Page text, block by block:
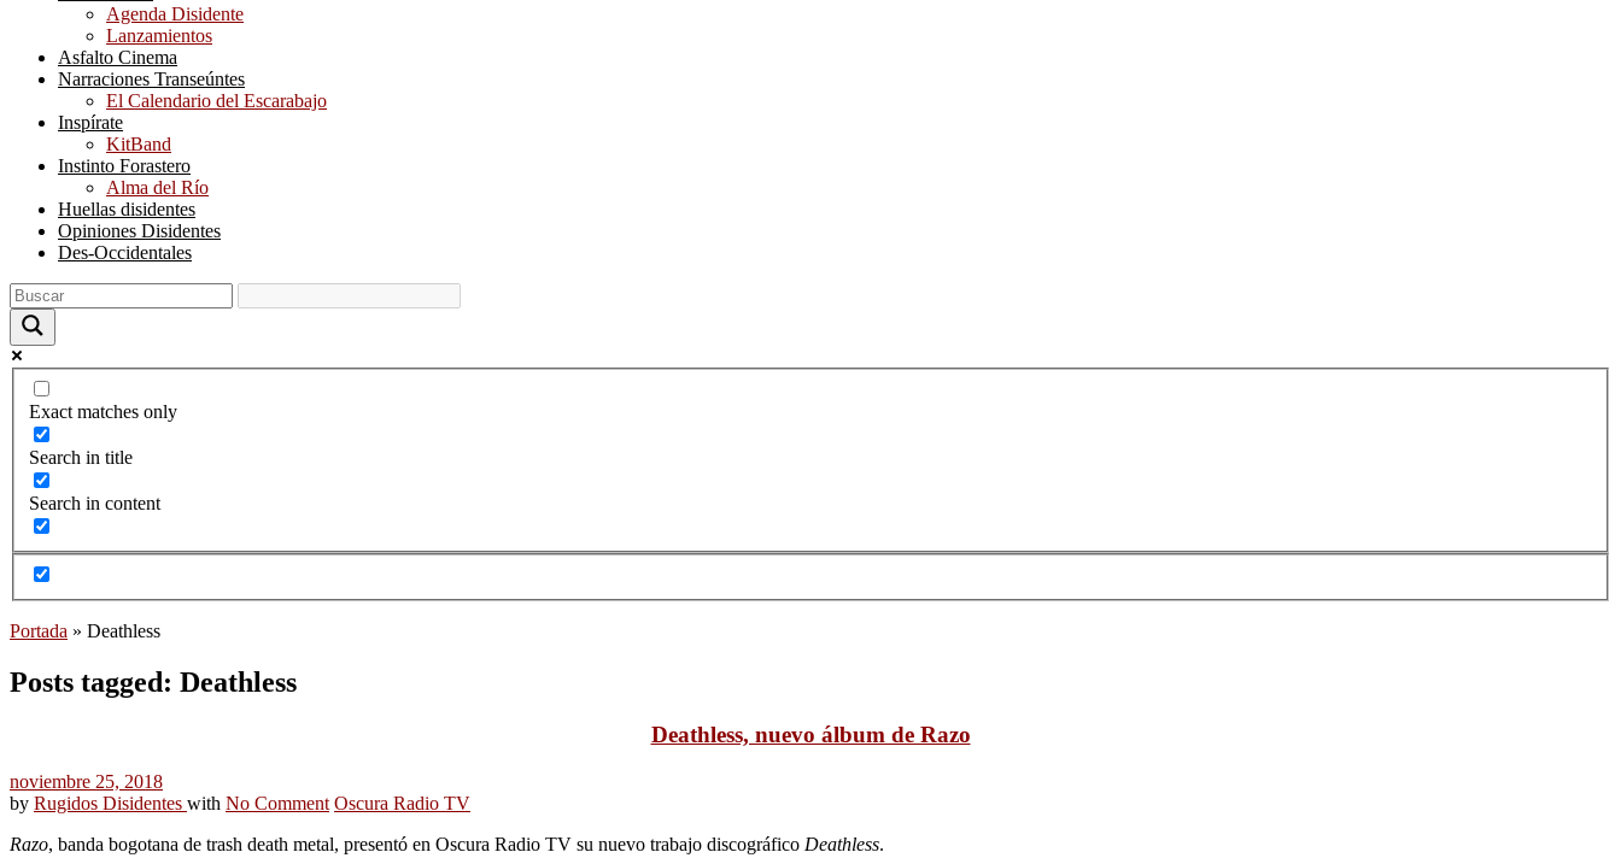
Agenda Disidente
Lanzamientos
Asfalto Cinema
Narraciones Transeúntes
El Calendario del Escarabajo
Inspírate
KitBand
Instinto Forastero
Alma del Río
Huellas disidentes
Opiniones Disidentes
Des-Occidentales
Exact matches only
Search in title
Search in content
Portada » Deathless
Posts tagged: Deathless
Deathless, nuevo álbum de Razo
noviembre 25, 2018
by Rugidos Disidentes with No Comment Oscura Radio TV
Razo, banda bogotana de trash death metal, presentó en Oscura Radio TV su nuevo trabajo discográfico Deathless.